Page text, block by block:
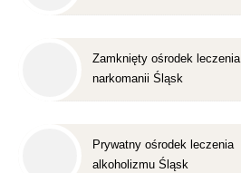
Zamknięty ośrodek leczenia
narkomanii Śląsk
Prywatny ośrodek leczenia
alkoholizmu Śląsk